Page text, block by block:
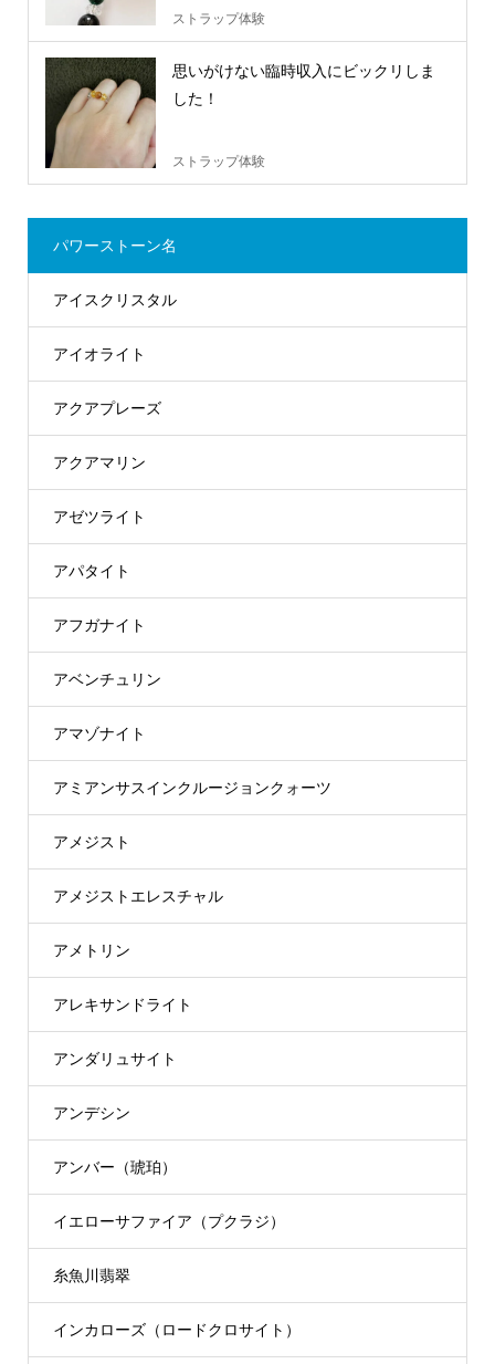
ストラップ体験
思いがけない臨時収入にビックリしま
した！
ストラップ体験
パワーストーン名
アイスクリスタル
アイオライト
アクアプレーズ
アクアマリン
アゼツライト
アパタイト
アフガナイト
アベンチュリン
アマゾナイト
アミアンサスインクルージョンクォーツ
アメジスト
アメジストエレスチャル
アメトリン
アレキサンドライト
アンダリュサイト
アンデシン
アンバー（琥珀）
イエローサファイア（プクラジ）
糸魚川翡翠
インカローズ（ロードクロサイト）